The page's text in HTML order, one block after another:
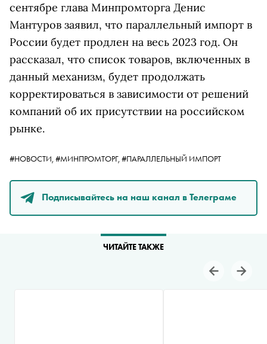
сентябре глава Минпромторга Денис
Мантуров заявил, что параллельный импорт в
России будет продлен на весь 2023 год. Он
рассказал, что список товаров, включенных в
данный механизм, будет продолжать
корректироваться в зависимости от решений
компаний об их присутствии на российском
рынке.
#НОВОСТИ, #МИНПРОМТОРГ, #ПАРАЛЛЕЛЬНЫЙ ИМПОРТ
Подписывайтесь на наш канал в Телеграме
ЧИТАЙТЕ ТАКЖЕ